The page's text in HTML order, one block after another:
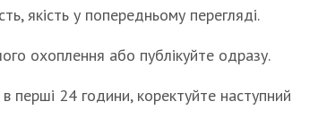
якість у попередньому перегляді.
охоплення або публікуйте одразу.
перші 24 години, коректуйте наступний